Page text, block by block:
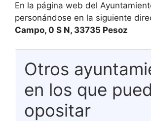
En la página web del
personándose en la siguiente
Campo, 0 S N, 33735 Pesoz
Otros
en los que
opositar